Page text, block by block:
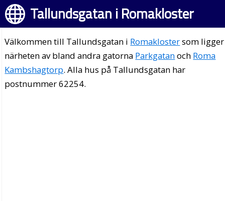
Tallundsgatan i Romakloster
Välkommen till Tallundsgatan i Romaklostersom
närheten av bland andra gatorna Parkgatanoch Roma
Kambshagtorp. Alla hus på Tallundsgatan har
postnummer 62254.